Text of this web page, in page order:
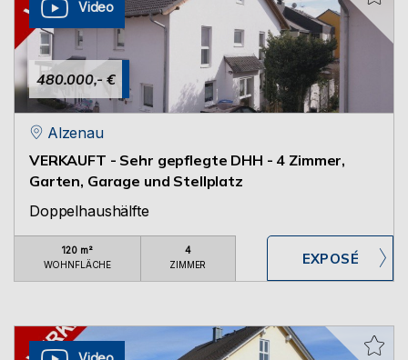
480.000,- €
Video
Alzenau
VERKAUFT - Sehr gepflegte DHH - 4 Zimmer,
Garten, Garage und Stellplatz
Doppelhaushälfte
120 m²
WOHNFLÄCHE
4
ZIMMER